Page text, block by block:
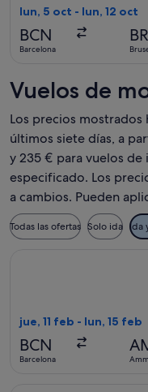
lun, 5 oct - lun, 12 oct
BCN
Barcelona
Vuelos de
Los precios
últimos siete días, a
y 235 € para vuelos
especificado. Los
a cambios. Pueden
Todas las ofertas Solo ida Ida
jue, 11 feb - lun, 15 feb
BCN
Barcelona